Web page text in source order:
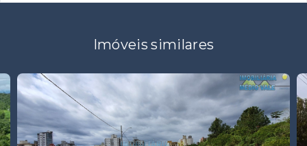
Imóveis similares